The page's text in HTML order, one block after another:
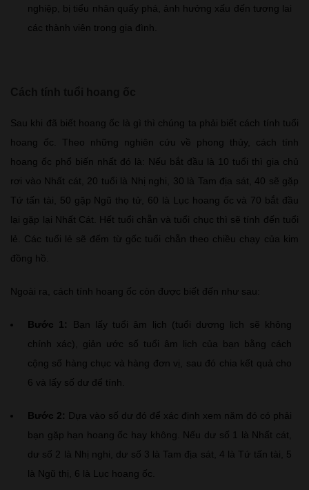
nghiệp, bị tiểu nhân quấy phá, ảnh hưởng xấu đến tương lai
các thành viên trong gia đình.
Sau khi đã biết hoang ốc là gì thì chúng ta phải biết cách tính tuổi
hoang ốc. Theo những nghiên cứu về phong thủy, cách tính
hoang ốc phổ biến nhất đó là: Nếu bắt đầu là 10 tuổi thì gia chủ
rơi vào Nhất cát, 20 tuổi là Nhị nghi, 30 là Tam địa sát, 40 sẽ gặp
Tứ tấn tài, 50 gặp Ngũ thọ tử, 60 là Lục hoang ốc và 70 bắt đầu
lại gặp lại Nhất Cát. Hết tuổi chẵn và tuổi chục thì sẽ tính đến tuổi
lẻ. Các tuổi lẻ sẽ đếm từ gốc tuổi chẵn theo chiều chạy của kim
đồng hồ.
Ngoài ra, cách tính hoang ốc còn được biết đến như sau:
Bước 1: Bạn lấy tuổi âm lịch (tuổi dương lịch sẽ không
chính xác), giản ước số tuổi âm lịch của bạn bằng cách
cộng số hàng chục và hàng đơn vị, sau đó chia kết quả cho
6 và lấy số dư để tính.
Bước 2: Dựa vào số dư đó để xác định xem năm đó có phải
bạn gặp hạn hoang ốc hay không. Nếu dư số 1 là Nhất cát,
dư số 2 là Nhị nghi, dư số 3 là Tam địa sát, 4 là Tứ tấn tài, 5
là Ngũ thị, 6 là Lục hoang ốc.